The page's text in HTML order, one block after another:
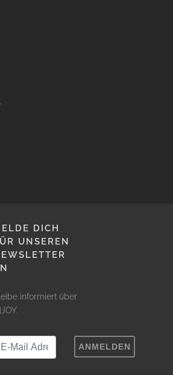
DICH
UNSEREN
informiert über
ANMELDEN